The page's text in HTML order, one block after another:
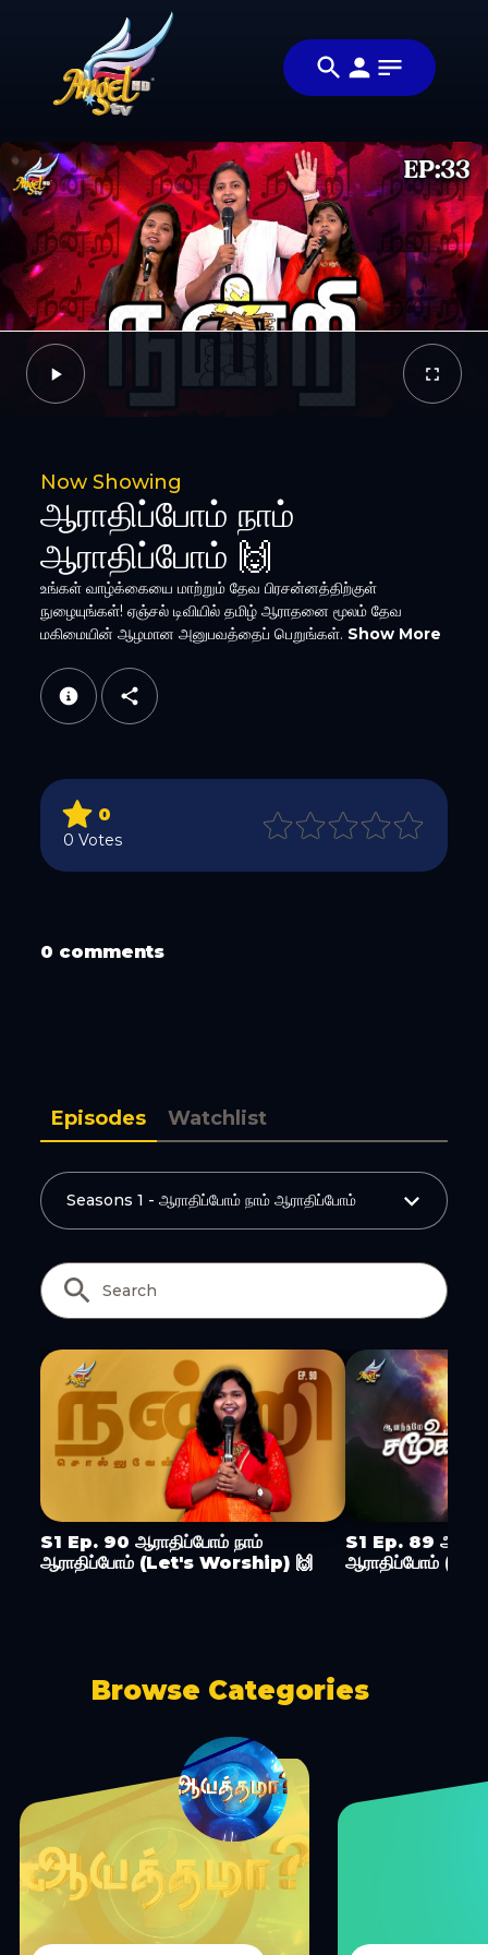
Now Showing
ஆராதிப்போம் நாம்
ஆராதிப்போம் 🙌
உங்கள் வாழ்க்கையை மாற்றும் தேவ பிரசன்னத்திற்குள்
நுழையுங்கள்! ஏஞ்சல் டிவியில் தமிழ் ஆராதனை மூலம் தேவ
மகிமையின் ஆழமான அனுபவத்தைப் பெறுங்கள். Show More
0
0 Votes
0 comments
Episodes Watchlist
S1 Ep. 90 ஆராதிப்போம் நாம்
ஆராதிப்போம் (Let's Worship) 🙌
S1 Ep. 89
ஆராதிப்போம்
Browse Categories
Share
Video
🙌
Share this
and family
Facebook